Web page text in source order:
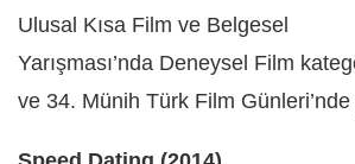
Ulusal Kısa Film ve Belgesel
Yarışması’nda Deneysel Film
ve 34. Münih Türk Film